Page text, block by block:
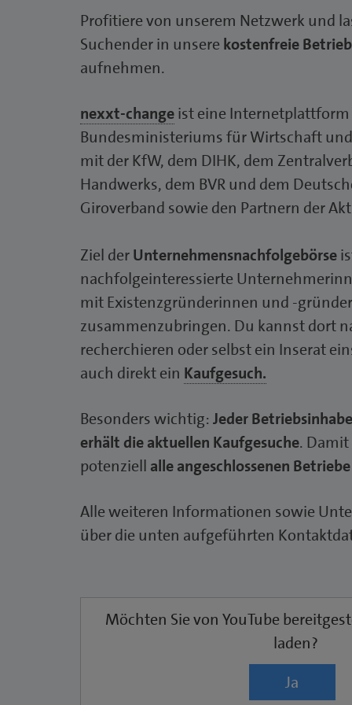
Profitiere von unserem Netzwerk und
Suchender in unsere kostenfreie
aufnehmen.
nexxt-changeist eine Internetplattform
Bundesministeriums für Wirtschaft
mit der KfW, dem DIHK, dem
Handwerks, dem BVR und dem
Giroverband sowie den Partnern der
Ziel derUnternehmensnachfolgebörse
nachfolgeinteressierte
mit Existenzgründerinnen und -
zusammenzubringen. Du kannst dort
recherchieren oder selbst ein Inserat
auch direkt ein Kaufgesuch.
Besonders wichtig: Jeder
erhält die aktuellen Kaufgesuche.
potenziell alle angeschlossenen Betriebe
Alle weiteren Informationen sowie
über die unten aufgeführten
Möchten Sie vonYouTube
laden?
Ja